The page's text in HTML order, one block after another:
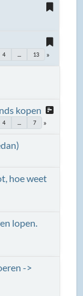
4 13
kopen
4 7
hoe weet
lopen.
->